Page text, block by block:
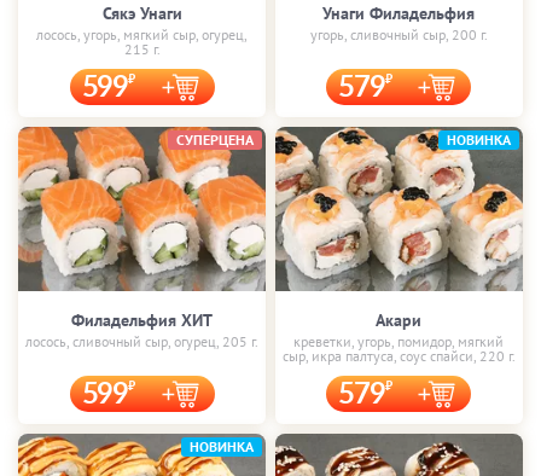
Сякэ Унаги
лосось, угорь, мягкий сыр, огурец,
215 г.
599
Унаги Филадельфия
угорь, сливочный сыр, 200 г.
579
Филадельфия ХИТ
лосось, сливочный сыр, огурец, 205 г.
599
СУПЕРЦЕНА
Акари
креветки, угорь, помидор, мягкий
сыр, икра палтуса, соус спайси, 220 г.
579
НОВИНКА
НОВИНКА